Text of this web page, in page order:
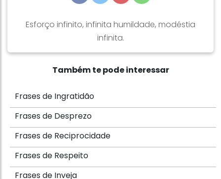
Esforço infinito, infinita humildade, modéstia
infinita.
Também te pode interessar
Frases de Ingratidão
Frases de Desprezo
Frases de Reciprocidade
Frases de Respeito
Frases de Inveja